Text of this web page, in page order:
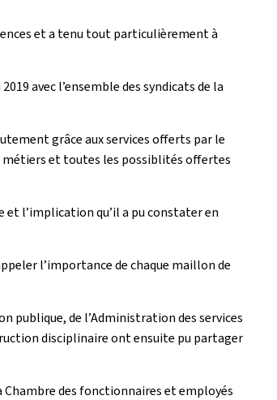
et a tenu tout particulièrement à
avec l’ensemble des syndicats de la
grâce aux services offerts par le
métiers et toutes les possiblités offertes
l’implication qu’il a pu constater en
l’importance de chaque maillon de
publique, de l’Administration des services
disciplinaire ont ensuite pu partager
Chambre des fonctionnaires et employés